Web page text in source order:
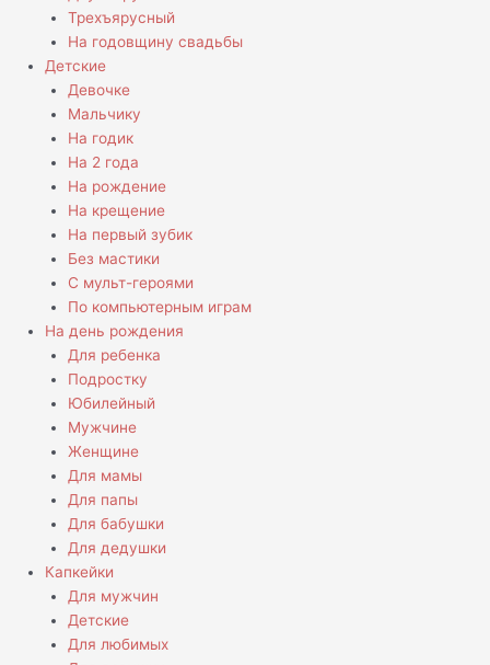
Трехъярусный
На годовщину свадьбы
Детские
Девочке
Мальчику
На годик
На 2 года
На рождение
На крещение
На первый зубик
Без мастики
С мульт-героями
По компьютерным играм
На день рождения
Для ребенка
Подростку
Юбилейный
Мужчине
Женщине
Для мамы
Для папы
Для бабушки
Для дедушки
Капкейки
Для мужчин
Детские
Для любимых